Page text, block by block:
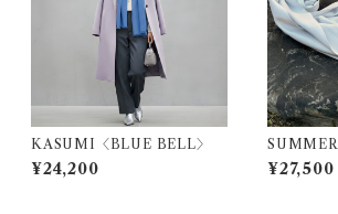
KASUMI〈BLUE BELL〉
¥24,200 ¥27,500